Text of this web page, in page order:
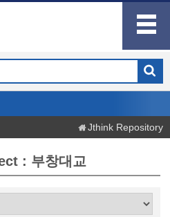
Jthink Repository
: 부창대교